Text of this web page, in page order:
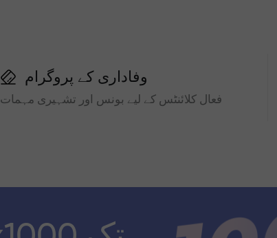
وفاداری کے پروگرام
فعال کلائنٹس کے لیے بونس اور تشہیری مہمات